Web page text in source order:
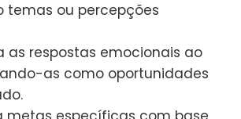
temas ou percepções
as respostas emocionais ao
as como oportunidades